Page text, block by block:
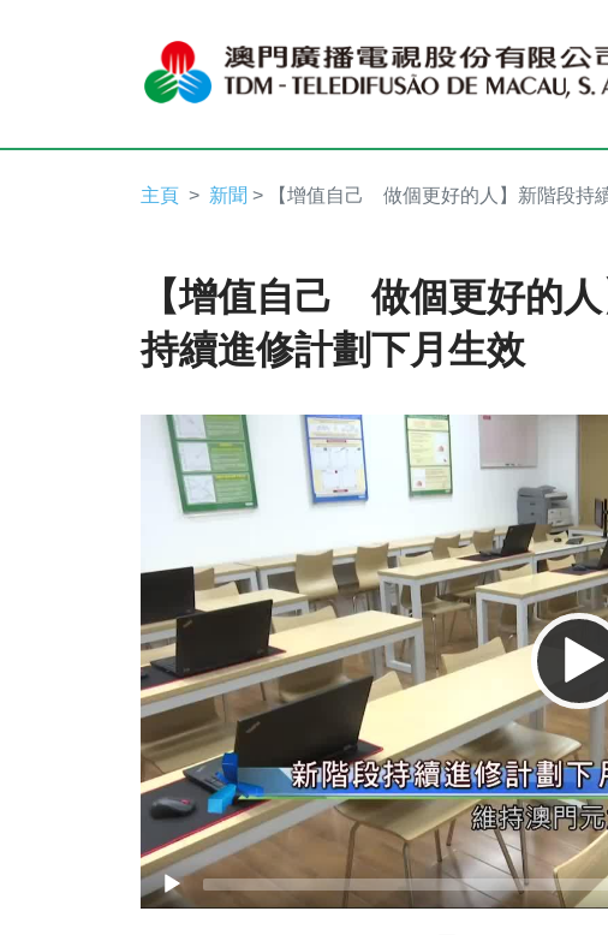
主頁 新聞 > 【增值自己 做個更好的人】新階段持
【增值自己 做個更好的
持續進修計劃下月生效
Video
Player